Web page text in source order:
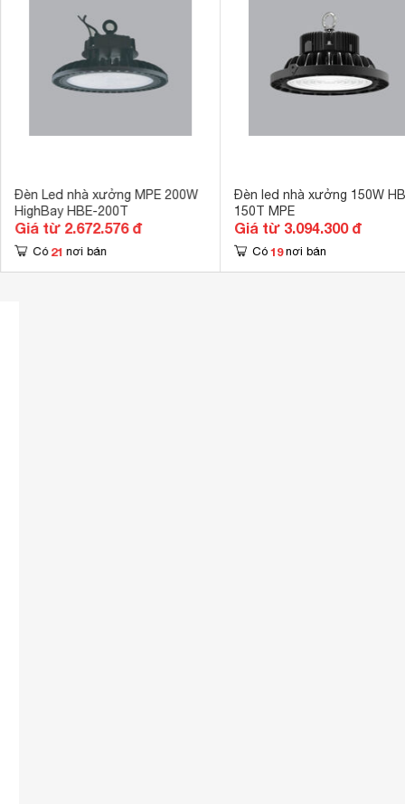
Đèn Led nhà xưởng MPE 200W
HighBay HBE-200T
Giá từ 2.672.576 đ
Có 21 nơi bán
Đèn led nhà xưởng 150W
150T MPE
Giá từ 3.094.300 đ
Có 19 nơi bán